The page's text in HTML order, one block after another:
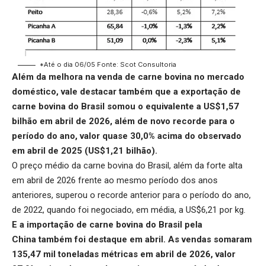
*Até o dia 06/05 Fonte: Scot Consultoria
Além da melhora na venda de carne bovina no mercado
doméstico, vale destacar também que a exportação de
carne bovina do Brasil somou o equivalente a US$1,57
bilhão em abril de 2026, além de novo recorde para o
período do ano, valor quase 30,0% acima do observado
em abril de 2025 (US$1,21 bilhão).
O preço médio da carne bovina do Brasil, além da forte alta
em abril de 2026 frente ao mesmo período dos anos
anteriores, superou o recorde anterior para o período do ano,
de 2022, quando foi negociado, em média, a US$6,21 por kg.
E a importação de carne bovina do Brasil pela
Chinatambém foi destaque em abril. As vendas somaram
135,47 mil toneladas métricas em abril de 2026, valor